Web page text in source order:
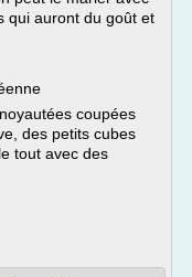
qui auront du goût et
coupées
des petits cubes
tout avec des